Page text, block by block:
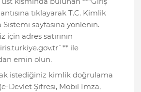
tıklayarak T.C. Kimlik
sayfasına yönlenin.
için adres satırının
ile
emin olun.
istediğiniz kimlik doğrulama
Devlet Şifresi, Mobil İmza,